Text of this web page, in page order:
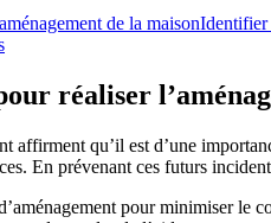
de la maisonIdentifier
réaliser
affirment qu’il est d’une
En prévenant ces futurs
pour minimiser le